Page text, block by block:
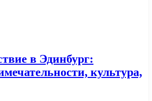
в Эдинбург:
культура,